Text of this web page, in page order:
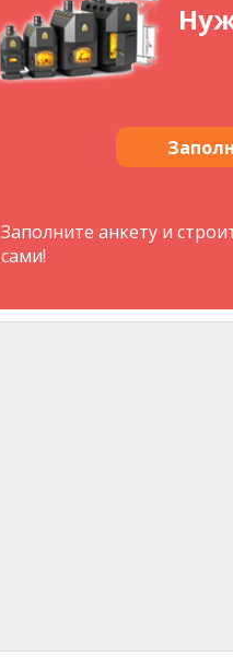
Заполните анкету и
сами!